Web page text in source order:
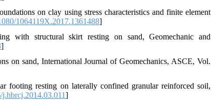
on clay using stress characteristics and finite element
1064119X.2017.1361488]
with structural skirt resting on sand, Geomechanic and
]
on sand, International Journal of Geomechanics, ASCE, Vol.
footing resting on laterally confined granular reinforced soil,
]